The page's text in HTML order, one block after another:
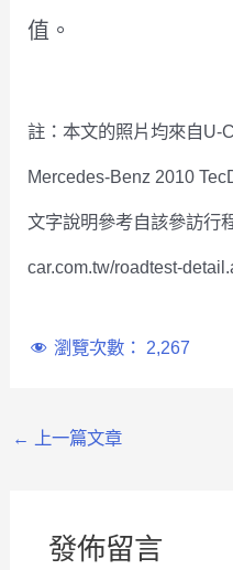
值。
註：本文的照片均來自U-
Mercedes-Benz 2010
文字說明參考自該參訪行
car.com.tw/roadtest-
瀏覽次數： 2,267
← 上一篇文章
發佈留言